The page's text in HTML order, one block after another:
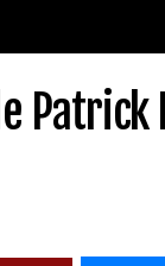
Patrick